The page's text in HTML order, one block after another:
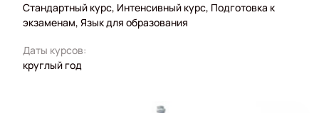
Стандартный курс, Интенсивный курс, Подготовка к
экзаменам, Язык для образования
Даты курсов:
круглый год